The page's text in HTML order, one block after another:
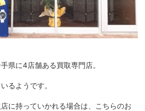
県に4店舗ある買取専門店。
るようです。
に持っていかれる場合は、こちらのお